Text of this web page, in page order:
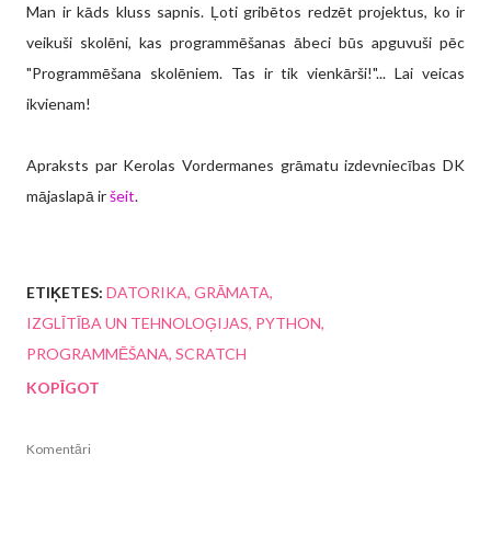
Man ir kāds kluss sapnis. Ļoti gribētos redzēt projektus, ko ir
veikuši skolēni, kas programmēšanas ābeci būs apguvuši pēc
"Programmēšana skolēniem. Tas ir tik vienkārši!"... Lai veicas
ikvienam!
Apraksts par Kerolas Vordermanes grāmatu izdevniecības DK
mājaslapā iršeit.
ETIĶETES: DATORIKA GRĀMATA
IZGLĪTĪBA UN TEHNOLOĢIJAS PYTHON
PROGRAMMĒŠANA SCRATCH
KOPĪGOT
Komentāri